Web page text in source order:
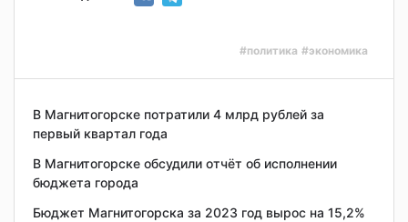
#политика #экономика
В Магнитогорске потратили 4 млрд рублей за
первый квартал года
В Магнитогорске обсудили отчёт об исполнении
бюджета города
Бюджет Магнитогорска за 2023 год вырос на 15,2%